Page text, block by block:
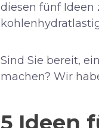
diesen fünf Ideen
Sind Sie bereit,
machen? Wir
5 Ideen